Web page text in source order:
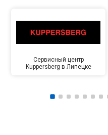
Сервисный центр
Kuppersberg в Липецке